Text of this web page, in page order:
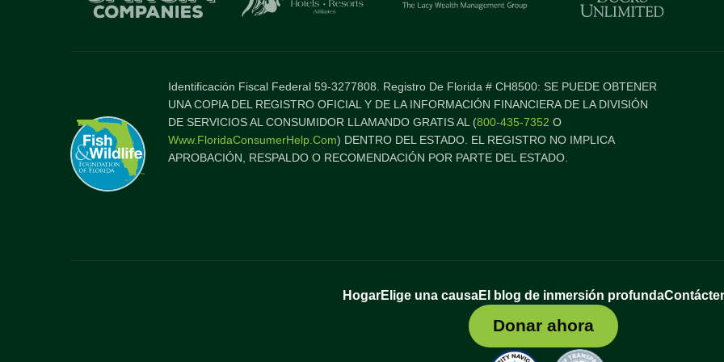
Identificación Fiscal Federal 59-3277808. Registro De Florida # CH8500: SE PUEDE OBTENER
UNA COPIA DEL REGISTRO OFICIAL Y DE LA INFORMACIÓN FINANCIERA DE LA DIVISIÓN
DE SERVICIOS AL CONSUMIDOR LLAMANDO GRATIS AL (800-435-7352 O
Www.FloridaConsumerHelp.com) DENTRO DEL ESTADO. EL REGISTRO NO IMPLICA
APROBACIÓN, RESPALDO O RECOMENDACIÓN POR PARTE DEL ESTADO.
HogarElige una causaEl blog de inmersión profunda
Donar ahora